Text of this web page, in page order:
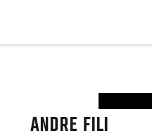
ANDRE FILI